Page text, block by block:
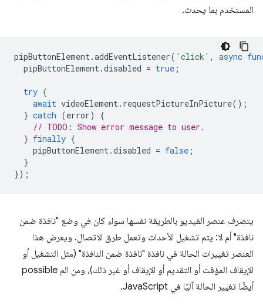
المستخدم بما يحدث.
pipButtonElement.addEventListener( 'click' , async
pipButtonElement.disabled = true ;
try {
await videoElement. requestPictureInPicture();
} catch (error)
{
// TODO: Show error message to user.
} finally {
pipButtonElement.disabled = false ;
}
});
يتصرف عنصر الفيديو بالطريقة نفسها سواء كان في وضع "نافذة ضمن
نافذة" أم لا: يتم تشغيل الأحداث وتعمل طرق الاتصال. ويعرض هذا
العنصر تغييرات الحالة في نافذة "نافذة ضمن النافذة" (مثل التشغيل أو
الإيقاف المؤقت أو التقديم أو الإيقاف أو غير ذلك)، ومن الم possible
أيضًا تغيير الحالة آليًا في JavaScript.